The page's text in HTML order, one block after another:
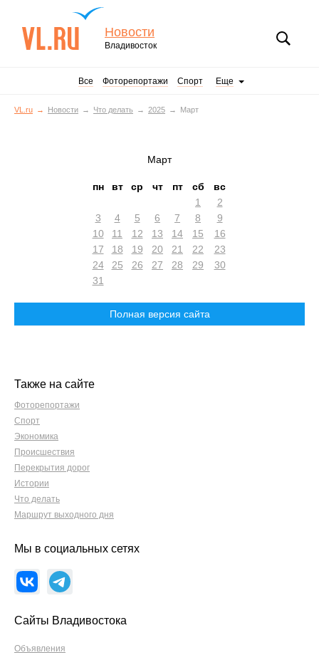
Новости
Владивосток
Все Фоторепортажи Спорт Еще
VL.ru Новости Что делать 2025 Март
Март
пн вт ср чт пт сб
вс
1
2
3
4 5 6 7 8
9
10
11 12 13 14 15
16
17
18 19 20 21 22
23
24
25 26 27 28 29
30
31
Полная версия сайта
Также на сайте
Фоторепортажи
Спорт
Экономика
Происшествия
Перекрытия дорог
Истории
Что делать
Маршрут выходного дня
Мы в социальных сетях
Сайты Владивостока
Объявления